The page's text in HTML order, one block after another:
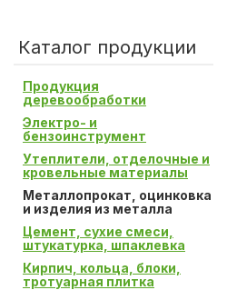
Каталог продукции
Продукция
деревообработки
Электро- и
бензоинструмент
Утеплители, отделочные и
кровельные материалы
Металлопрокат, оцинковка
и изделия из металла
Цемент, сухие смеси,
штукатурка, шпаклевка
Кирпич, кольца, блоки,
тротуарная плитка